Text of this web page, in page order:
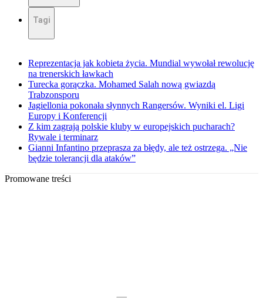
Tagi
Reprezentacja jak kobieta życia. Mundial wywołał rewolucję
na trenerskich ławkach
Turecka gorączka. Mohamed Salah nową gwiazdą
Trabzonsporu
Jagiellonia pokonała słynnych Rangersów. Wyniki el. Ligi
Europy i Konferencji
Z kim zagrają polskie kluby w europejskich pucharach?
Rywale i terminarz
Gianni Infantino przeprasza za błędy, ale też ostrzega. „Nie
będzie tolerancji dla ataków”
Promowane treści